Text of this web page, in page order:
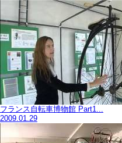
フランス自転車博物館 Part1...
2009.01.29